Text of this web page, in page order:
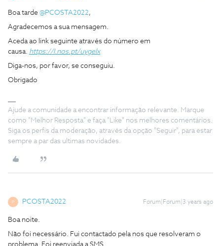
Boa tarde @PCOSTA2022,
Agradecemos a sua mensagem.
Aceda ao link seguinte através do número em
causa. https://I.nos.pt/uygelx
Diga-nos, por favor, se conseguiu.
Obrigado
Ajude a comunidade a encontrar informação relevante. Marque
como "Melhor Resposta" e faça "Like" nos melhores comentários.
Siga os perfis da moderação, através da opção "Seguir", para estar
sempre a par das ultimas novidades.
P PCOSTA2022 Forum|Forum|3 years ago
Boa noite.
Não foi necessário. Fui contactado pela nos que resolveram o
problema. Foi reenviada a SMS.